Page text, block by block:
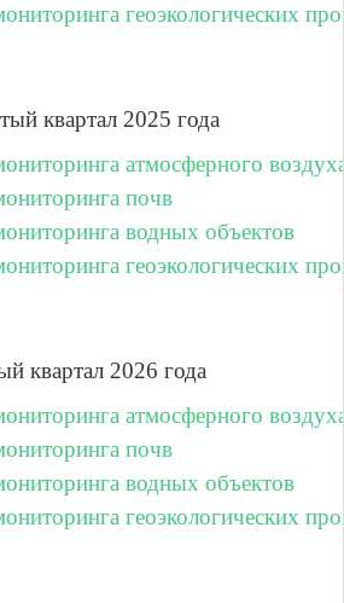
геоэкологических
квартал 2025 года
атмосферного
почв
водных объектов
геоэкологических
квартал 2026 года
атмосферного
почв
водных объектов
геоэкологических